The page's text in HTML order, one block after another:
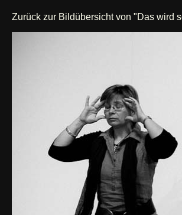
Zurück zur Bildübersicht von "Das wird